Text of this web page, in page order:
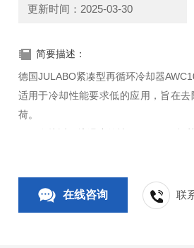
更新时间：2025-03-30
简要描述：
德国JULABO紧凑型再循环冷却器
适用于冷却性能要求低的应用，旨在
荷。
用于在接近环境温度的情况下工作，极
在线咨询 联